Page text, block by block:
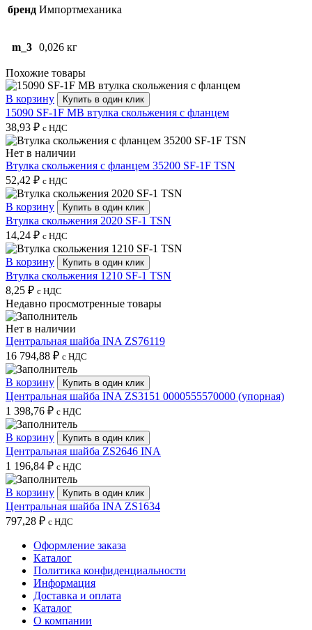
бренд Импортмеханика
m_3 0,026 кг
Похожие товары
В корзину Купить в один клик
15090 SF-1F MB втулка скольжения с фланцем
38,93 ₽ с НДС
Нет в наличии
Втулка скольжения с фланцем 35200 SF-1F TSN
52,42 ₽ с НДС
В корзину Купить в один клик
Втулка скольжения 2020 SF-1 TSN
14,24 ₽ с НДС
В корзину Купить в один клик
Втулка скольжения 1210 SF-1 TSN
8,25 ₽ с НДС
Недавно просмотренные товары
Нет в наличии
Центральная шайба INA ZS76119
16 794,88 ₽ с НДС
В корзину Купить в один клик
Центральная шайба INA ZS3151 0000555570000 (упорная)
1 398,76 ₽ с НДС
В корзину Купить в один клик
Центральная шайба ZS2646 INA
1 196,84 ₽ с НДС
В корзину Купить в один клик
Центральная шайба INA ZS1634
797,28 ₽ с НДС
Оформление заказа
Каталог
Политика конфиденциальности
Информация
Доставка и оплата
Каталог
О компании